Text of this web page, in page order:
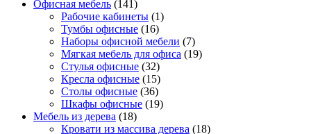
Офисная мебель (141)
Рабочие кабинеты (1)
Тумбы офисные (16)
Наборы офисной мебели (7)
Мягкая мебель для офиса (19)
Стулья офисные (32)
Кресла офисные (15)
Столы офисные (36)
Шкафы офисные (19)
Мебель из дерева (18)
Кровати из массива дерева (18)